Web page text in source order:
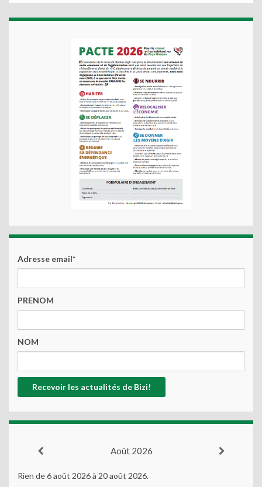
Adresse email*
PRENOM
NOM
Août 2026
Rien de 6 août 2026 à 20 août 2026.